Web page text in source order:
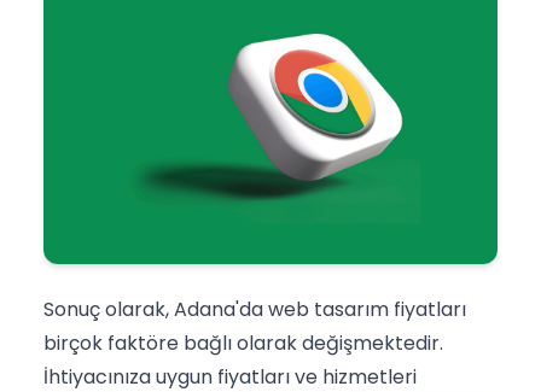
Sonuç olarak, Adana'da web tasarım fiyatları
birçok faktöre bağlı olarak değişmektedir.
İhtiyacınıza uygun fiyatları ve hizmetleri